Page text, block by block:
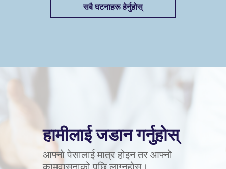
सबै घटनाहरू हेर्नुहोस्
हामीलाई जडान गर्नुहोस्
आफ्नो पेसालाई मात्र होइन तर आफ्नो